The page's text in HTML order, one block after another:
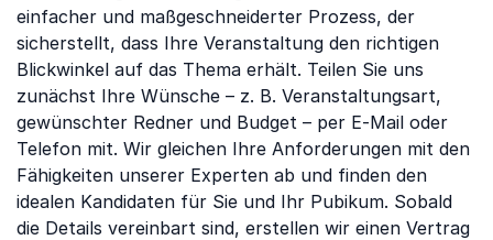
einfacher und maßgeschneiderter Prozess, der
sicherstellt, dass Ihre Veranstaltung den richtigen
Blickwinkel auf das Thema erhält. Teilen Sie uns
zunächst Ihre Wünsche – z. B. Veranstaltungsart,
gewünschter Redner und Budget – per E-Mail oder
Telefon mit. Wir gleichen Ihre Anforderungen mit den
Fähigkeiten unserer Experten ab und finden den
idealen Kandidaten für Sie und Ihr Pubikum. Sobald
die Details vereinbart sind, erstellen wir einen Vertrag